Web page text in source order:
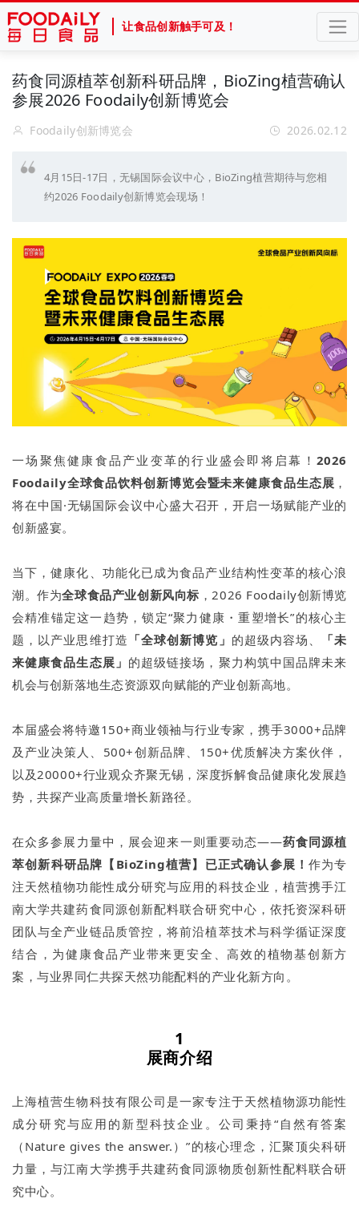
让食品创新触手可及！
药食同源植萃创新科研品牌，BioZing植营确认
参展2026 Foodaily创新博览会
Foodaily创新博览会 2026.02.12
4月15日-17日，无锡国际会议中心，BioZing植营期待与您相
约2026 Foodaily创新博览会现场！
一场聚焦健康食品产业变革的行业盛会即将启幕！ 2026
Foodaily全球食品饮料创新博览会暨未来健康食品生态展 ，
将在中国·无锡国际会议中心盛大召开，开启一场赋能产业的
创新盛宴。
当下，健康化、功能化已成为食品产业结构性变革的核心浪
潮。作为全球食品产业创新风向标 ，2026 Foodaily创新博览
会精准锚定这一趋势，锁定“聚力健康・重塑增长”的核心主
题，以产业思维打造 「全球创新博览」 的超级内容场、
「未
来健康食品生态展」 的超级链接场，聚力构筑中国品牌未来
机会与创新落地生态资源双向赋能的产业创新高地。
本届盛会将特邀150+商业领袖与行业专家，携手3000+品牌
及产业决策人、500+创新品牌、150+优质解决方案伙伴，
以及20000+行业观众齐聚无锡，深度拆解食品健康化发展趋
势，共探产业高质量增长新路径。
在众多参展力量中，展会迎来一则重要动态——药食同源植
萃创新科研品牌【BioZing植营】已正式确认参展 ！作为专
注天然植物功能性成分研究与应用的科技企业，植营携手江
南大学共建药食同源创新配料联合研究中心，依托资深科研
团队与全产业链品质管控，将前沿植萃技术与科学循证深度
结合，为健康食品产业带来更安全、高效的植物基创新方
案，与业界同仁共探天然功能配料的产业化新方向。
1
展商介绍
上海植营生物科技有限公司是一家专注于天然植物源功能性
成分研究与应用的新型科技企业。公司秉持“自然有答案
（Nature gives the answer.）”的核心理念，汇聚顶尖科研
力量，与江南大学携手共建药食同源物质创新性配料联合研
究中心。